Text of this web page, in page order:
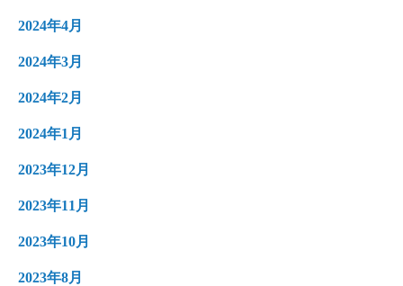
2024年4月
2024年3月
2024年2月
2024年1月
2023年12月
2023年11月
2023年10月
2023年8月